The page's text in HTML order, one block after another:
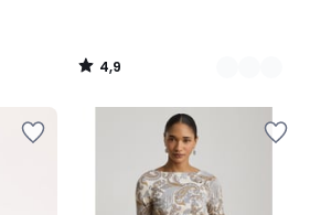
4,9
/